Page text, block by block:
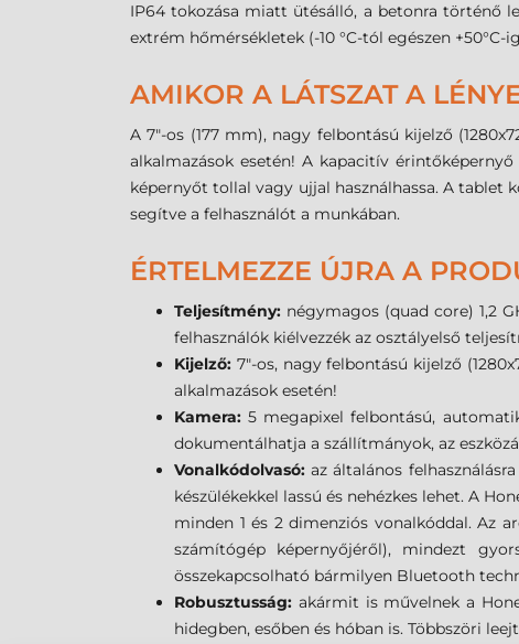
IP64 tokozása miatt ütésálló, a betonra történő
extrém hőmérsékletek (-10 °C-tól egészen
AMIKOR A LÁTSZAT A
A 7"-os (177 mm), nagy felbontású kijelző
alkalmazások esetén! A kapacitív
képernyőt tollal vagy ujjal használhassa. A tablet
segítve a felhasználót a munkában.
ÉRTELMEZZE ÚJRA A
Teljesítmény: négymagos (quad core) 1,2
felhasználók kiélvezzék az osztályelső
Kijelző: 7"-os, nagy felbontású kijelző
alkalmazások esetén!
Kamera: 5 megapixel felbontású,
dokumentálhatja a szállítmányok, az
Vonalkódolvasó:az általános
készülékekkel lassú és nehézkes lehet. A
minden 1 és 2 dimenziós vonalkóddal. Az
számítógép képernyőjéről), mindezt
összekapcsolható bármilyen Bluetooth
Robusztusság: akármit is művelnek a
hidegben, esőben és hóban is. Többszöri